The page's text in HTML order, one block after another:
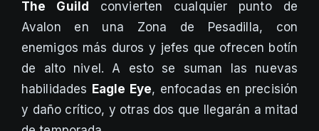
The Guild convierten cualquier punto de
Avalon en una Zona de Pesadilla, con
enemigos más duros y jefes que ofrecen botín
de alto nivel. A esto se suman las nuevas
habilidades Eagle Eye, enfocadas en precisión
y daño crítico, y otras dos que llegarán a mitad